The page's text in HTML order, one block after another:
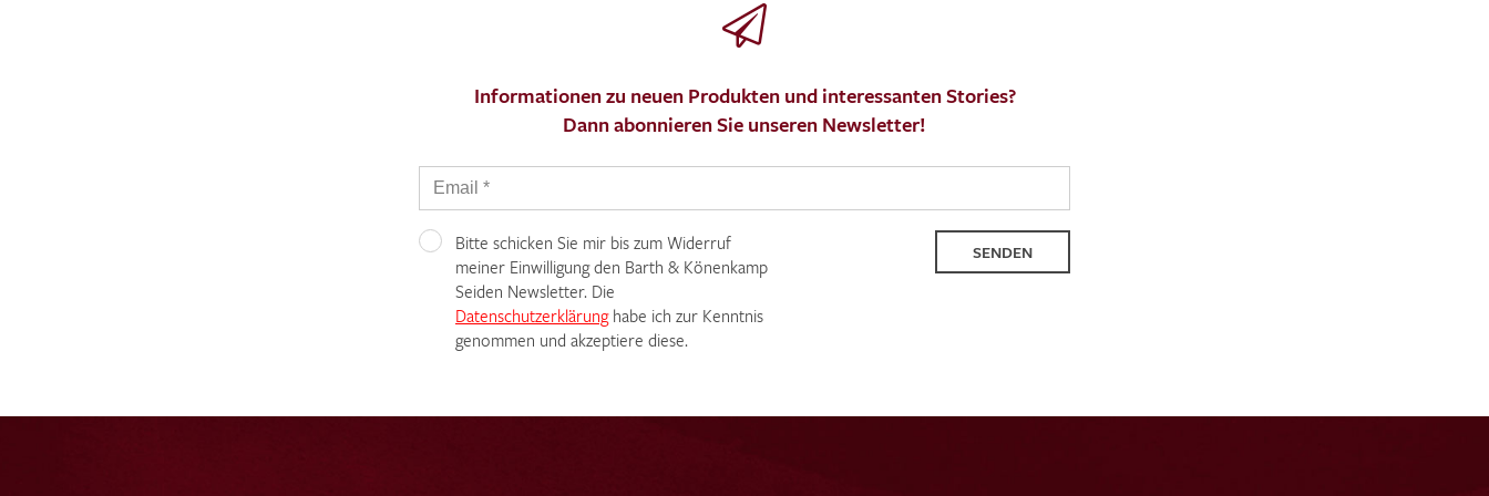
MUSTERANFRAGE SENDEN
Informationen zu neuen Produkten und interessanten Stories?
Dann abonnieren Sie unseren Newsletter!
Bitte schicken Sie mir bis zum Widerruf
meiner Einwilligung den Barth & Könenkamp
Seiden Newsletter. Die
Datenschutzerklärunghabe ich zur Kenntnis
genommen und akzeptiere diese.
SENDEN